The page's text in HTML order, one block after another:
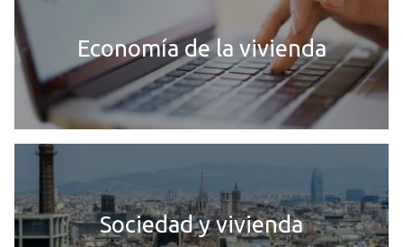
Economía de la vivienda
Sociedad y vivienda